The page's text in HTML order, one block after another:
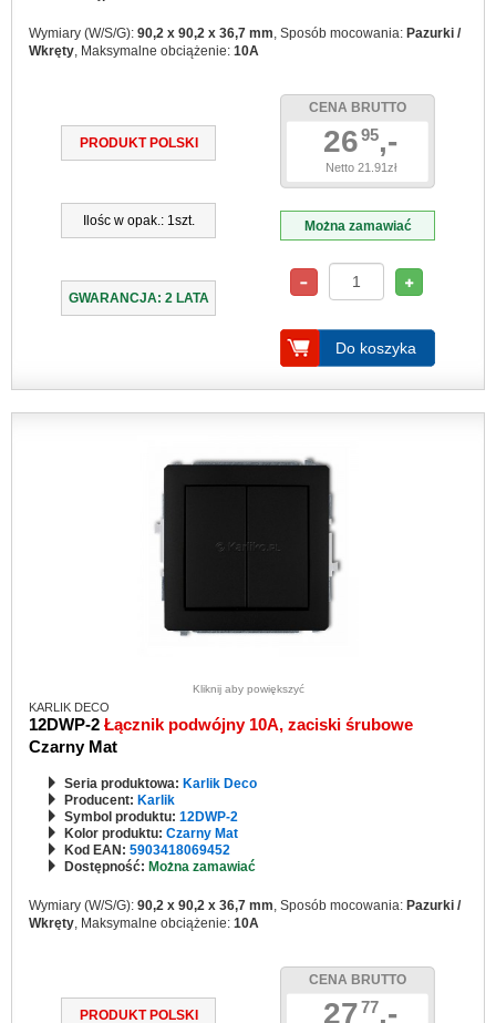
Wymiary (W/S/G): 90,2 x 90,2 x 36,7 mm, Sposób mocowania: Pazurki /
Wkręty, Maksymalne obciążenie: 10A
PRODUKT POLSKI
Ilośc w opak.: 1szt.
GWARANCJA: 2 LATA
CENA BRUTTO
2695,-
Netto 21.91zł
Można zamawiać
Do koszyka
Kliknij aby powiększyć
KARLIK DECO
12DWP-2 Łącznik podwójny 10A, zaciski śrubowe
Czarny Mat
Seria produktowa: Karlik Deco
Producent: Karlik
Symbol produktu: 12DWP-2
Kolor produktu: Czarny Mat
Kod EAN: 5903418069452
Dostępność: Można zamawiać
Wymiary (W/S/G): 90,2 x 90,2 x 36,7 mm, Sposób mocowania: Pazurki /
Wkręty, Maksymalne obciążenie: 10A
PRODUKT POLSKI
CENA BRUTTO
2777,-